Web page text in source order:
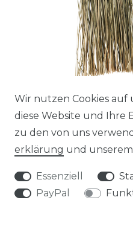
Boho-Wanddeko aus
ca. 55x24cm | Seegras-
23,99 € *
Wir nutzen Cookies auf
diese Website und Ihre
zu den von uns
erklärung und unserem
Essenziell
PayPal